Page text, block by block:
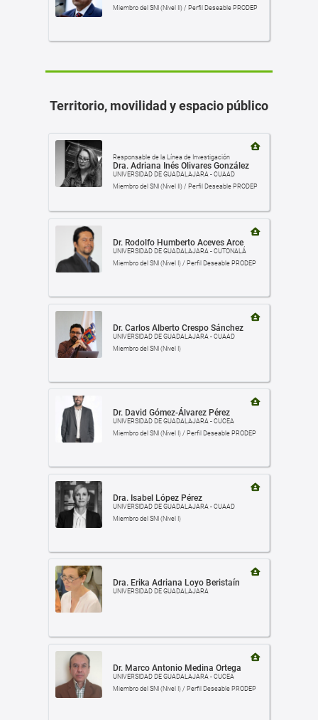
Miembro del SNI (Nivel II) / Perfil Deseable PRODEP
Territorio, movilidad y espacio público
Responsable de la Línea de Investigación
Dra. Adriana Inés Olivares González
UNIVERSIDAD DE GUADALAJARA - CUAAD
Miembro del SNI (Nivel II) / Perfil Deseable PRODEP
Dr. Rodolfo Humberto Aceves Arce
UNIVERSIDAD DE GUADALAJARA - CUTONALÁ
Miembro del SNI (Nivel I) / Perfil Deseable PRODEP
Dr. Carlos Alberto Crespo Sánchez
UNIVERSIDAD DE GUADALAJARA - CUAAD
Miembro del SNI (Nivel I)
Dr. David Gómez-Álvarez Pérez
UNIVERSIDAD DE GUADALAJARA - CUCEA
Miembro del SNI (Nivel I) / Perfil Deseable PRODEP
Dra. Isabel López Pérez
UNIVERSIDAD DE GUADALAJARA - CUAAD
Miembro del SNI (Nivel I)
Dra. Erika Adriana Loyo Beristaín
UNIVERSIDAD DE GUADALAJARA
Dr. Marco Antonio Medina Ortega
UNIVERSIDAD DE GUADALAJARA - CUCEA
Miembro del SNI (Nivel I) / Perfil Deseable PRODEP